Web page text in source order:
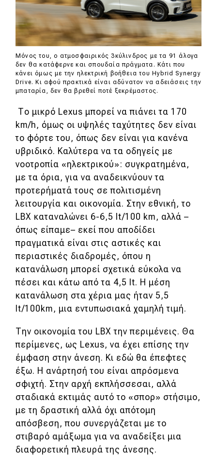
Μόνος του, ο ατμοσφαιρικός 3κύλινδρος με τα 91 άλογα
δεν θα κατάφερνε και σπουδαία πράγματα. Κάτι που
κάνει όμως με την ηλεκτρική βοήθεια του Hybrid Synergy
Drive. Κι αφού πρακτικά είναι αδύνατον να αδειάσεις την
μπαταρία, δεν θα βρεθεί ποτέ ξεκρέμαστος.
Το μικρό Lexus μπορεί να πιάνει τα 170
km/h, όμως οι υψηλές ταχύτητες δεν είναι
το φόρτε του, όπως δεν είναι για κανένα
υβριδικό. Καλύτερα να τα οδηγείς με
νοοτροπία «ηλεκτρικού»: συγκρατημένα,
με τα όρια, για να αναδεικνύουν τα
προτερήματά τους σε πολιτισμένη
λειτουργία και οικονομία. Στην εθνική, το
LBX καταναλώνει 6-6,5 lt/100 km, αλλά –
όπως είπαμε– εκεί που αποδίδει
πραγματικά είναι στις αστικές και
περιαστικές διαδρομές, όπου η
κατανάλωση μπορεί σχετικά εύκολα να
πέσει και κάτω από τα 4,5 lt. Η μέση
κατανάλωση στα χέρια μας ήταν 5,5
lt/100km, μια εντυπωσιακά χαμηλή τιμή.
Την οικονομία του LBX την περιμένεις. Θα
περίμενες, ως Lexus, να έχει επίσης την
έμφαση στην άνεση. Κι εδώ θα έπεφτες
έξω. Η ανάρτησή του είναι απρόσμενα
σφιχτή. Στην αρχή εκπλήσσεσαι, αλλά
σταδιακά εκτιμάς αυτό το «σπορ» στήσιμο,
με τη δραστική αλλά όχι απότομη
απόσβεση, που συνεργάζεται με το
στιβαρό αμάξωμα για να αναδείξει μια
διαφορετική πλευρά της άνεσης.